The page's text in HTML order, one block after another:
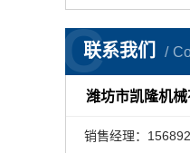
联系我们
C
潍坊市凯隆机械
销售经理：